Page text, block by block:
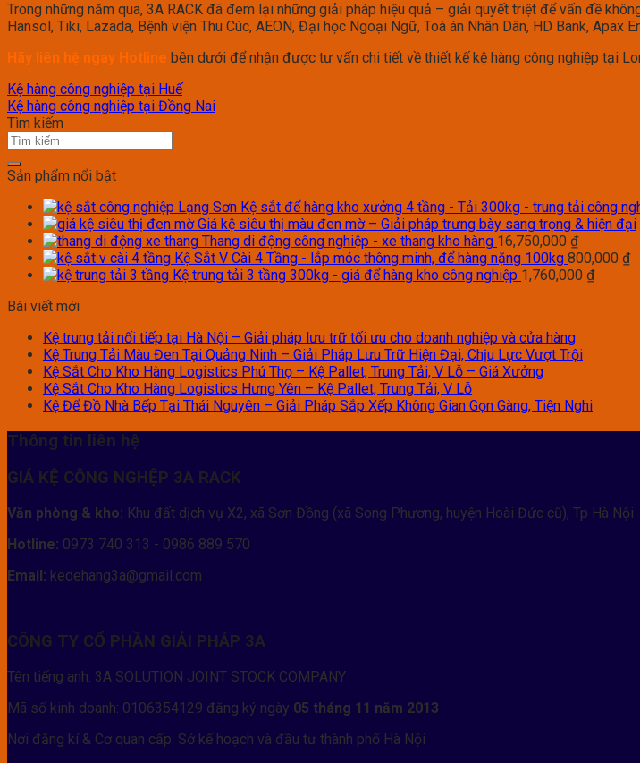
Trong những năm qua, 3A RACK đã đem lại những giải pháp hiệu quả – giải quyết triệt để vấn đề
Hansol, Tiki, Lazada, Bệnh viện Thu Cúc, AEON, Đại học Ngoại Ngữ, Toà án Nhân Dân, HD Bank,
Hãy liên hệ ngay Hotline bên dưới để nhận được tư vấn chi tiết về thiết kế kệ hàng công nghiệp tại
Kệ hàng công nghiệp tại Huế
Kệ hàng công nghiệp tại Đồng Nai
Tìm kiếm
Sản phẩm nổi bật
Kệ sắt để hàng kho xưởng 4 tầng - Tải 300kg - trung tải công
Giá kệ siêu thị màu đen mờ – Giải pháp trưng bày sang trọng & hiện đại
Thang di động công nghiệp - xe thang kho hàng 16,750,000 ₫
Kệ Sắt V Cài 4 Tầng - lắp móc thông minh, để hàng nặng 100kg 800,000 ₫
Kệ trung tải 3 tầng 300kg - giá để hàng kho công nghiệp 1,760,000 ₫
Bài viết mới
Kệ trung tải nối tiếp tại Hà Nội – Giải pháp lưu trữ tối ưu cho doanh nghiệp và cửa hàng
Kệ Trung Tải Màu Đen Tại Quảng Ninh – Giải Pháp Lưu Trữ Hiện Đại, Chịu Lực Vượt Trội
Kệ Sắt Cho Kho Hàng Logistics Phú Thọ – Kệ Pallet, Trung Tải, V Lỗ – Giá Xưởng
Kệ Sắt Cho Kho Hàng Logistics Hưng Yên – Kệ Pallet, Trung Tải, V Lỗ
Kệ Để Đồ Nhà Bếp Tại Thái Nguyên – Giải Pháp Sắp Xếp Không Gian Gọn Gàng, Tiện Nghi
Thông tin liên hệ
GIÁ KỆ CÔNG NGHỆP 3A RACK
Văn phòng & kho: Khu đất dịch vụ X2, xã Sơn Đồng (xã Song Phương, huyện Hoài Đức cũ), Tp Hà Nội
Hotline: 0973 740 313 - 0986 889 570
Email: kedehang3a@gmail.com
CÔNG TY CỔ PHẦN GIẢI PHÁP 3A
Tên tiếng anh: 3A SOLUTION JOINT STOCK COMPANY
Mã số kinh doanh: 0106354129 đăng ký ngày 05 tháng 11 năm 2013
Nơi đăng kí & Cơ quan cấp: Sở kế hoạch và đầu tư thành phố Hà Nội